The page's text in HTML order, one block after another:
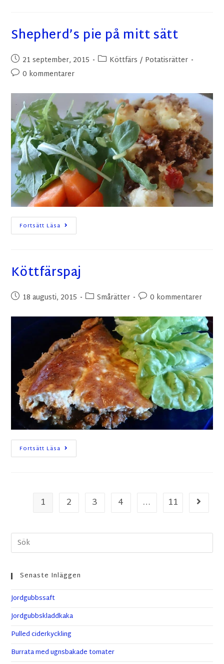
Shepherd’s pie på mitt sätt
21 september, 2015 Köttfärs / Potatisrätter
0 kommentarer
Fortsätt Läsa
Köttfärspaj
18 augusti, 2015 Smårätter 0 kommentarer
Fortsätt Läsa
1 2 3 4 … 11
Senaste Inläggen
Jordgubbssaft
Jordgubbskladdkaka
Pulled ciderkyckling
Burrata med ugnsbakade tomater